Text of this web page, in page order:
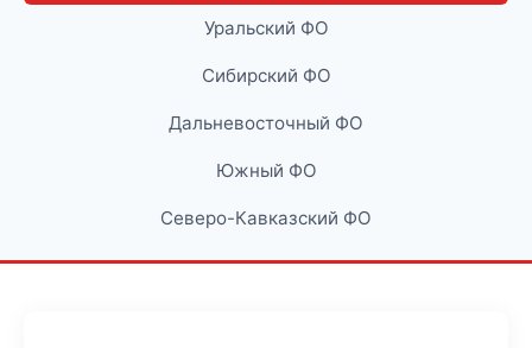
Уральский ФО
Сибирский ФО
Дальневосточный ФО
Южный ФО
Северо-Кавказский ФО